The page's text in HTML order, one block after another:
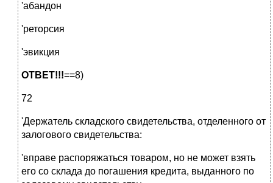
'абандон
'реторсия
'эвикция
ОТВЕТ!!!==8)
72
'Держатель складского свидетельства, отделенного от
залогового свидетельства:
'вправе распоряжаться товаром, но не может взять
его со склада до погашения кредита, выданного по